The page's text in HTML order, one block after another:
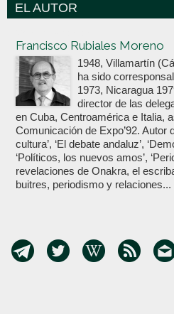
EL AUTOR
Francisco Rubiales Moreno
1948, Villamartín
ha sido
1973, Nicaragua
director de las
en Cuba, Centroamérica e Italia,
Comunicación de Expo’92. Autor
cultura’, ‘El debate andaluz’,
‘Políticos, los nuevos amos’,
revelaciones de Onakra, el
buitres, periodismo y relaciones...